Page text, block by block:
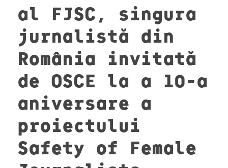
al FJSC, singura
jurnalistă din
România invitată
de OSCE la a 10-a
aniversare a
proiectului
Safety of Female